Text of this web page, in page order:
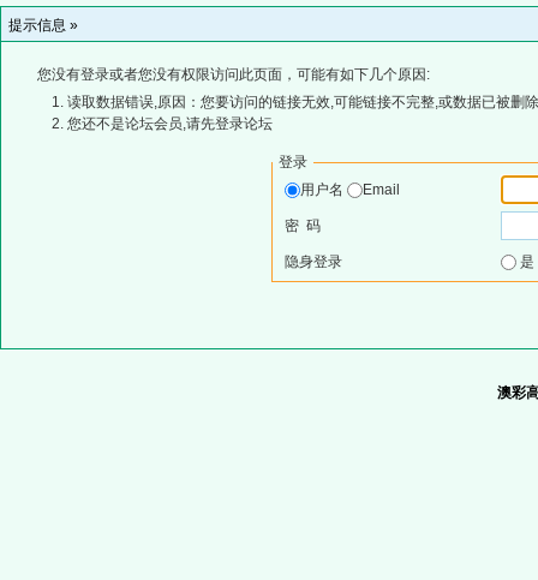
提示信息 »
您没有登录或者您没有权限访问此页面，可能有如下几个原因:
读取数据错误,原因：您要访问的链接无效,可能链接不完整,或数据已被删
您还不是论坛会员,请先登录论坛
登录
用户名
Email
密 码
隐身登录
澳彩